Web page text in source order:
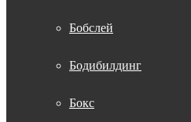
Бобслей
Бодибилдинг
Бокс